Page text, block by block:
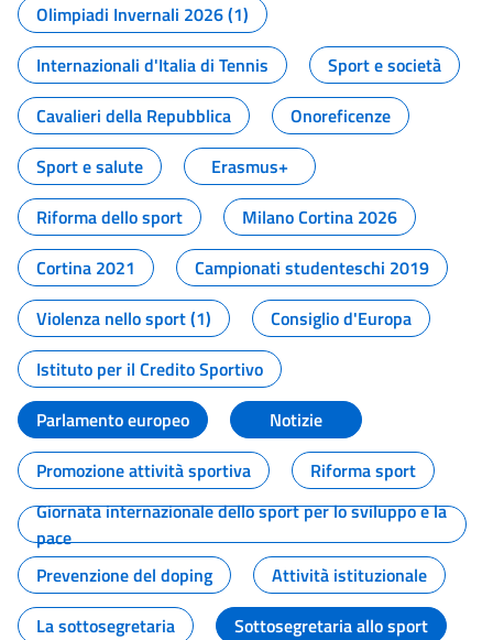
Olimpiadi Invernali 2026 (1)
Internazionali d'Italia di Tennis
Sport e società
Cavalieri della Repubblica
Onoreficenze
Sport e salute
Erasmus+
Riforma dello sport
Milano Cortina 2026
Cortina 2021
Campionati studenteschi 2019
Violenza nello sport (1)
Consiglio d'Europa
Istituto per il Credito Sportivo
Parlamento europeo
Notizie
Promozione attività sportiva
Riforma sport
Giornata internazionale dello sport per lo sviluppo e la
pace
Prevenzione del doping
Attività istituzionale
La sottosegretaria
Sottosegretaria allo sport